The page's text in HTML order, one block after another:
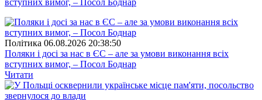
Полiтика 06.08.2026 20:38:50
Поляки і досі за нас в ЄС – але за умови виконання всіх
вступних вимог, – Посол Боднар
Читати